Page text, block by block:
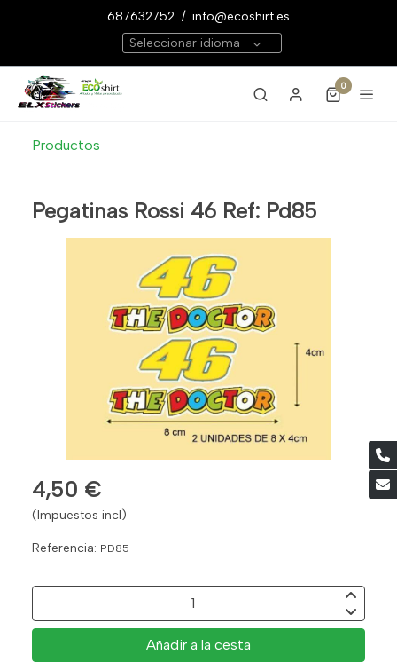
687632752 / info@ecoshirt.es
Seleccionar idioma
0
Productos
Pegatinas Rossi 46 Ref: Pd85
4,50 €
(Impuestos incl)
Referencia: PD85
Añadir a la cesta